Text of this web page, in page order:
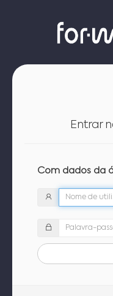
Entrar
Com dados da